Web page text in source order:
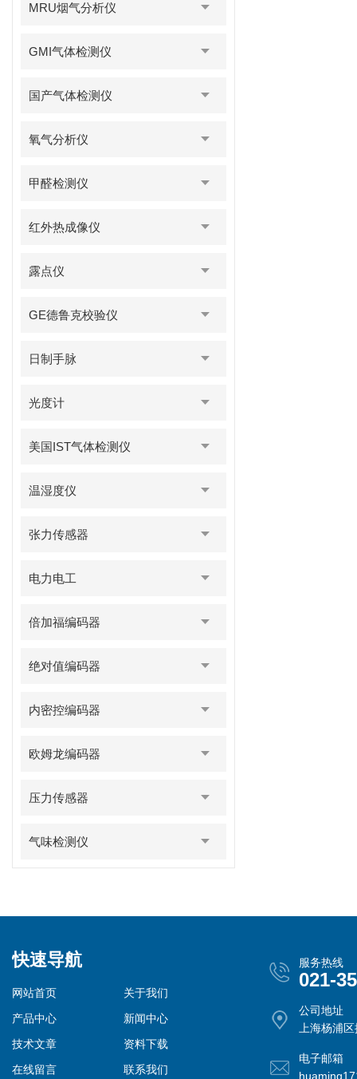
MRU烟气分析仪
GMI气体检测仪
国产气体检测仪
氧气分析仪
甲醛检测仪
红外热成像仪
露点仪
GE德鲁克校验仪
日制手脉
光度计
美国IST气体检测仪
温湿度仪
张力传感器
电力电工
倍加福编码器
绝对值编码器
内密控编码器
欧姆龙编码器
压力传感器
气味检测仪
快速导航
网站首页
关于我们
产品中心
新闻中心
技术文章
资料下载
在线留言
联系我们
服务热线
021-
公司地址
上海杨浦
电子邮箱